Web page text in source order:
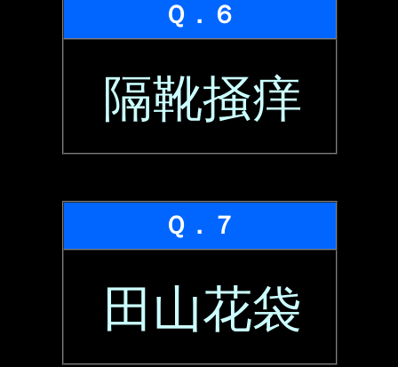
Ｑ．６
隔靴掻痒
Ｑ．７
田山花袋